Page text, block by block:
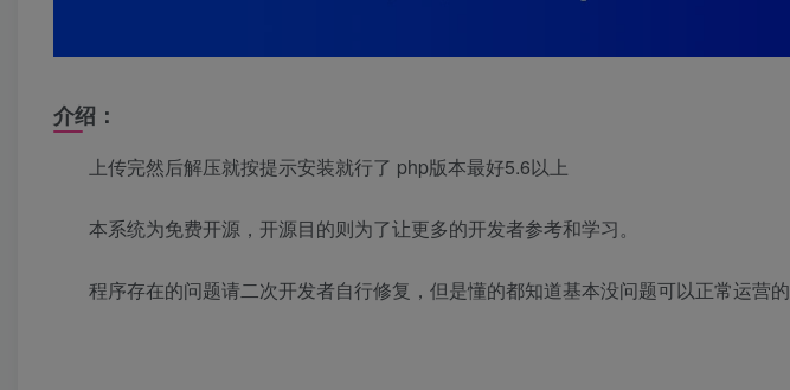
介绍：
上传完然后解压就按提示安装就行了 php版本最好5.6以上
本系统为免费开源，开源目的则为了让更多的开发者参考和学习。
程序存在的问题请二次开发者自行修复，但是懂的都知道基本没问题可以正常运营的